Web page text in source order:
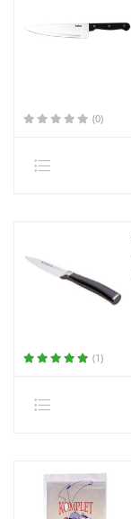
(0)
(1)